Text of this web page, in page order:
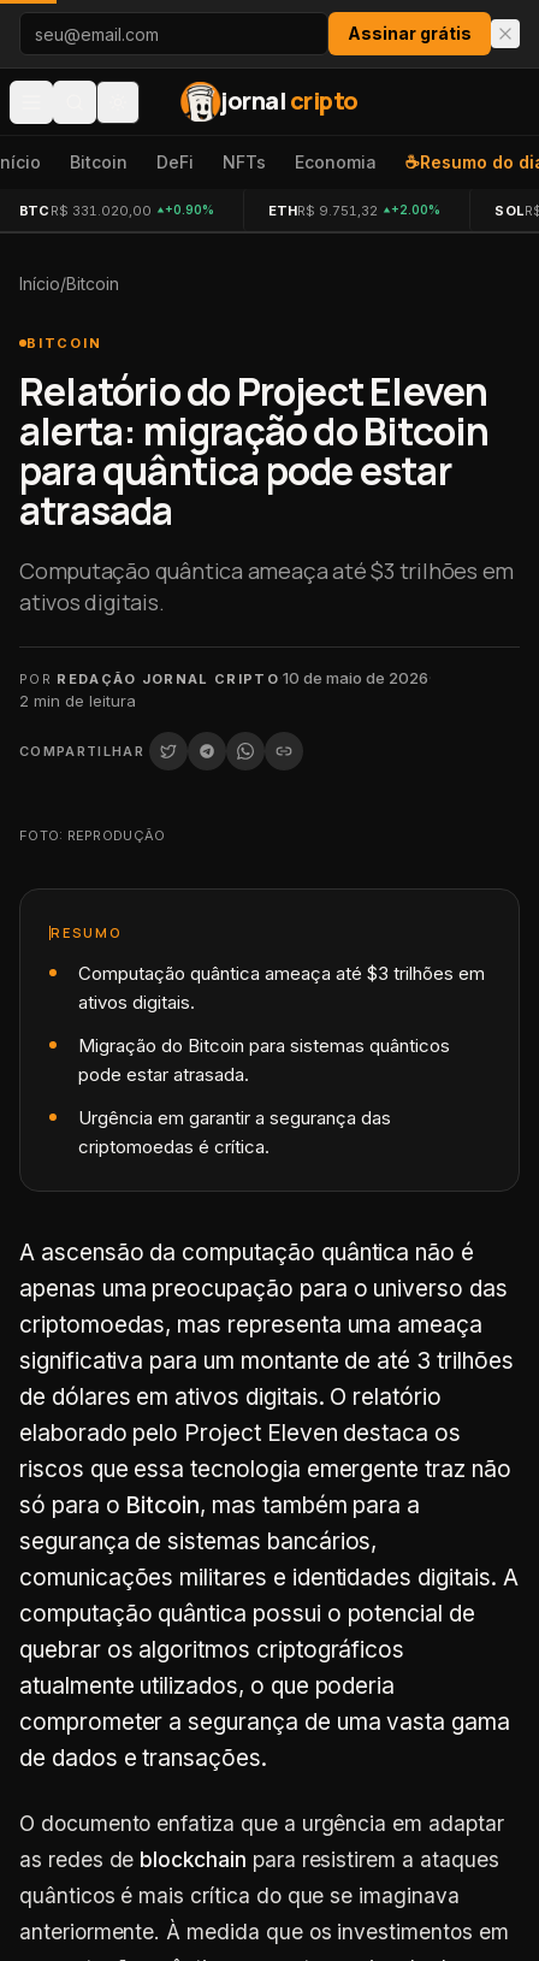
Pular para o conteúdo
Assinar grátis
jornalcripto
Bitcoin DeFi NFTs Economia ☕Resumo do
BTC R$ 331.020,00 +0.90% ETHR$ 9.751,32 +2.00% SOL
Início/Bitcoin
BITCOIN
Relatório do Project Eleven
alerta: migração do Bitcoin
para quântica pode estar
atrasada
Computação quântica ameaça até $3 trilhões em
ativos digitais.
POR REDAÇÃO JORNAL CRIPTO·10 de maio de 2026·
2 min de leitura
COMPARTILHAR
FOTO: REPRODUÇÃO
RESUMO
Computação quântica ameaça até $3 trilhões em
ativos digitais.
Migração do Bitcoin para sistemas quânticos
pode estar atrasada.
Urgência em garantir a segurança das
criptomoedas é crítica.
A ascensão da computação quântica não é
apenas uma preocupação para o universo das
criptomoedas, mas representa uma ameaça
significativa para um montante de até 3 trilhões
de dólares em ativos digitais. O relatório
elaborado pelo Project Eleven destaca os
riscos que essa tecnologia emergente traz não
só para o Bitcoin, mas também para a
segurança de sistemas bancários,
comunicações militares e identidades digitais. A
computação quântica possui o potencial de
quebrar os algoritmos criptográficos
atualmente utilizados, o que poderia
comprometer a segurança de uma vasta gama
de dados e transações.
O documento enfatiza que a urgência em adaptar
as redes de blockchain para resistirem a ataques
quânticos é mais crítica do que se imaginava
anteriormente. À medida que os investimentos em